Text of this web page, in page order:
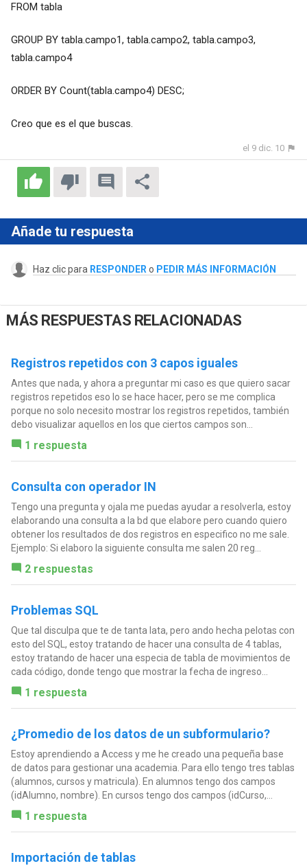
FROM tabla
GROUP BY tabla.campo1, tabla.campo2, tabla.campo3,
tabla.campo4
ORDER BY Count(tabla.campo4) DESC;
Creo que es el que buscas.
el 9 dic. 10
Añade tu respuesta
Haz clic para RESPONDER o PEDIR MÁS INFORMACIÓN
MÁS RESPUESTAS RELACIONADAS
Registros repetidos con 3 capos iguales
Antes que nada, y ahora a preguntar mi caso es que quiero sacar
registros repetidos eso lo se hace hacer, pero se me complica
porque no solo necesito mostrar los registros repetidos, también
debo visualizar aquellos en los que ciertos campos son...
1 respuesta
Consulta con operador IN
Tengo una pregunta y ojala me puedas ayudar a resolverla, estoy
elaborando una consulta a la bd que elabore pero cuando quiero
obtener los resultados de dos registros en especifico no me sale.
Ejemplo: Si elaboro la siguiente consulta me salen 20 reg...
2 respuestas
Problemas SQL
Que tal disculpa que te de tanta lata, pero ando hecha pelotas con
esto del SQL, estoy tratando de hacer una consulta de 4 tablas,
estoy tratando de hacer una especia de tabla de movimientos de
cada código, donde tengo que mostrar la fecha de ingreso...
1 respuesta
¿Promedio de los datos de un subformulario?
Estoy aprendiendo a Access y me he creado una pequeña base
de datos para gestionar una academia. Para ello tengo tres tablas
(alumnos, cursos y matricula). En alumnos tengo dos campos
(idAlumno, nombre). En cursos tengo dos campos (idCurso,...
1 respuesta
Importación de tablas